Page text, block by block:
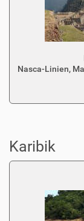
Nasca-Linien,
Karibik